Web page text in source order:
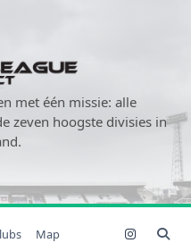
met één missie: alle
zeven hoogste divisies in
Map